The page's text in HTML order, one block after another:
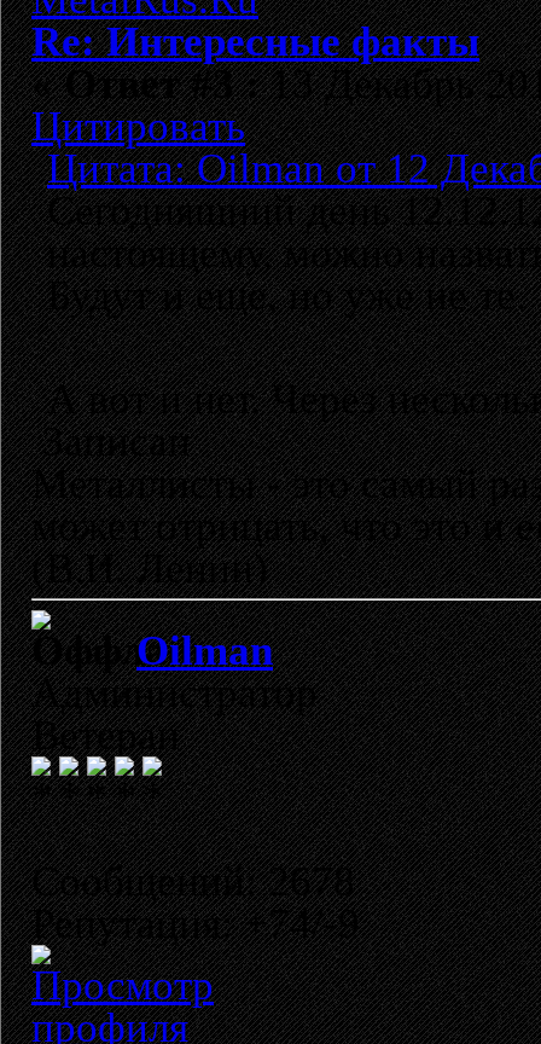
Re: Интересные факты
«Ответ #3 :13 Декабрь
Цитировать
Цитата: Oilman от 12
Сегодняшний день
настоящему, можно
Будут и еще, но уже не те.
А вот и нет. Через
Записан
Металлисты - это самый
может отрицать, что это и
(В.И. Ленин)
Oilman
Администратор
Ветеран
Сообщений: 2678
Репутация: +74/-9